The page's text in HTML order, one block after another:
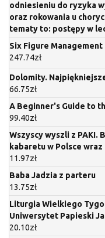
odniesieniu do ryzyka
oraz rokowania u
tematy to: postępy w
Six Figure Management
247.74zł
Dolomity.
66.75zł
A Beginner's Guide to
99.40zł
Wszyscy wyszli z PAKI.
kabaretu w Polsce
11.97zł
Baba Jadzia z parteru
13.75zł
Liturgia Wielkiego
Uniwersytet Papieski
20.10zł